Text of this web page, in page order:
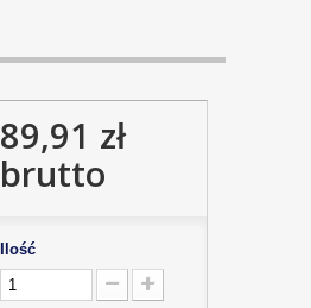
89,91 zł
brutto
Ilość